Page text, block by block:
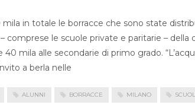
mila in totale le borracce che sono state
comprese le scuole private e paritarie –
40 mila alle secondarie di primo grado.
a berla nelle
ALUNNI BORRACCE MILANO